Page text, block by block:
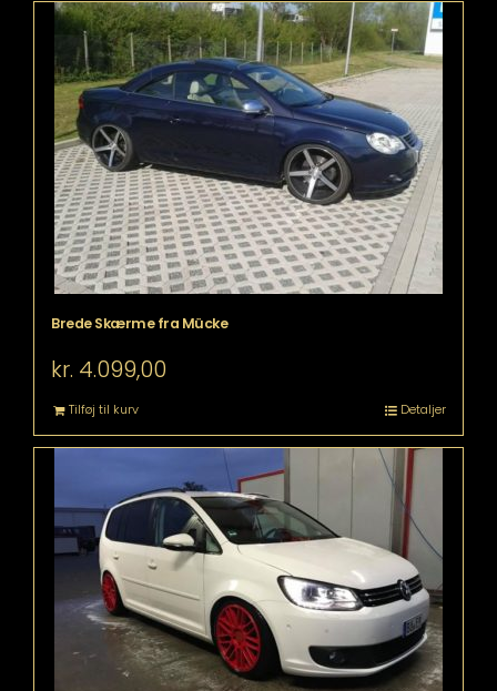
Brede Skærme fra Mücke
kr. 4.099,00
Tilføj til kurv Detaljer